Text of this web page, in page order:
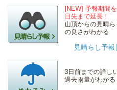
[NEW] 予報期間
日先まで延長！
山頂からの見晴ら
の良さがわかる
見晴らし予報
3日前までの詳し
過去雨量がわかる